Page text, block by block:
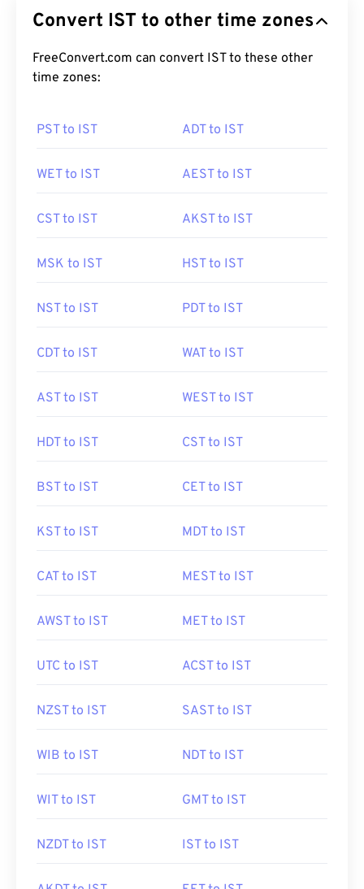
Convert IST to other time zones
FreeConvert.com can convert IST to these other
time zones:
PST to IST ADT to IST
WET to IST AEST to IST
CST to IST AKST to IST
MSK to IST HST to IST
NST to IST PDT to IST
CDT to IST WAT to IST
AST to IST WEST to IST
HDT to IST CST to IST
BST to IST CET to IST
KST to IST MDT to IST
CAT to IST MEST to IST
AWST to IST MET to IST
UTC to IST ACST to IST
NZST to IST SAST to IST
WIB to IST NDT to IST
WIT to IST GMT to IST
NZDT to IST IST to IST